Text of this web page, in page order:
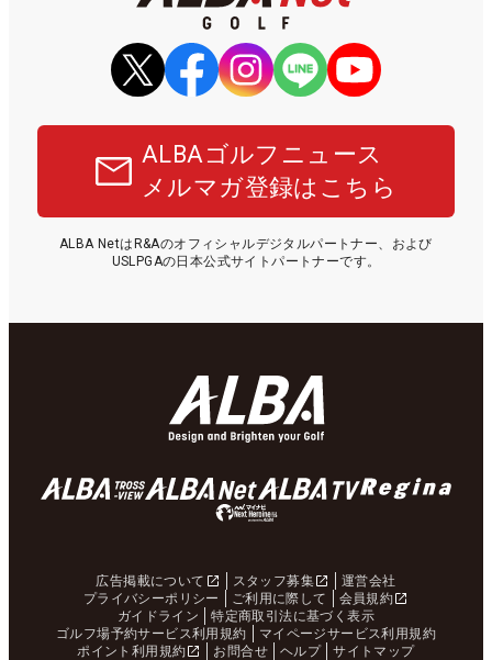
ALBAゴルフニュース
メルマガ登録はこちら
ALBA NetはR&Aのオフィシャルデジタルパートナー、および
USLPGAの日本公式サイトパートナーです。
広告掲載について スタッフ募集
運営会社
プライバシーポリシー
ご利用に際して
会員規約
ガイドライン
特定商取引法に基づく表示
ゴルフ場予約サービス利用規約
マイページサービス利用規約
ポイント利用規約
お問合せ ヘルプ サイトマップ